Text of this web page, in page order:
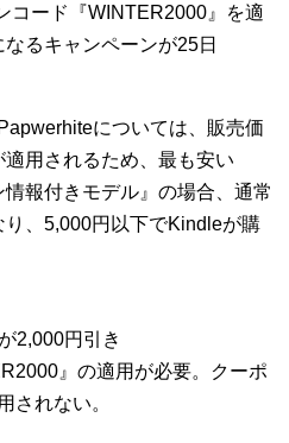
コード『WINTER2000』を適
るキャンペーンが25日
については、販売価
用されるため、最も安い
情報付きモデル』の場合、通常
、5,000円以下でKindleが購
2,000円引き
』の適用が必要。クーポ
されない。